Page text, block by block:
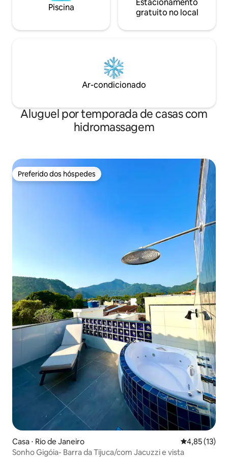
Piscina
Estacionamento
gratuito no local
Ar-condicionado
Aluguel por temporada de casas com
hidromassagem
Preferido dos hóspedes
Preferido dos hóspedes
Casa ⋅ Rio de Janeiro 4,85 de uma
4,85 (13)
Sonho Gigóia- Barra da Tijuca/com Jacuzzi e vista